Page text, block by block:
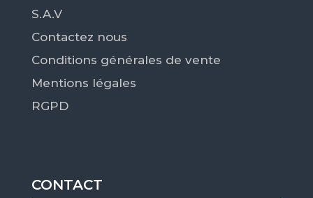
S.A.V
Contactez nous
Conditions générales de vente
Mentions légales
RGPD
CONTACT